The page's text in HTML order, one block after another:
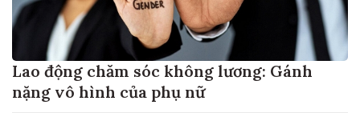
Lao động chăm sóc không lương: Gánh
nặng vô hình của phụ nữ